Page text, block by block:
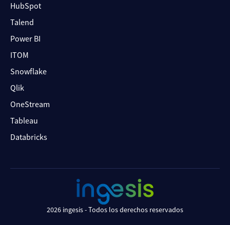
HubSpot
Talend
Power BI
ITOM
Snowflake
Qlik
OneStream
Tableau
Databricks
2026 ingesis - Todos los derechos reservados